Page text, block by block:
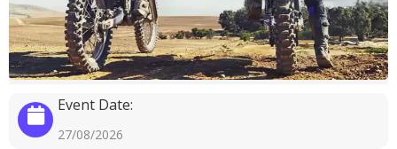
Event Date:
27/08/2026